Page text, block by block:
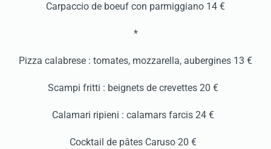
Carpaccio de boeuf con parmiggiano 14 €
*
Pizza calabrese : tomates, mozzarella, aubergines 13 €
Scampi fritti : beignets de crevettes 20 €
Calamari ripieni : calamars farcis 24 €
Cocktail de pâtes Caruso 20 €